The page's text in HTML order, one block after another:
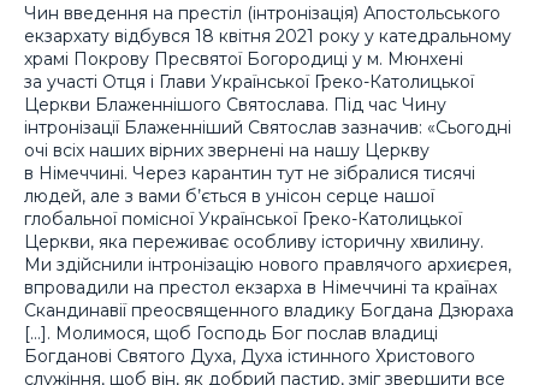
Чин введення на престіл (інтронізація) Апостольського
екзархату відбувся 18 квітня 2021 року у катедральному
храмі Покрову Пресвятої Богородиці у м. Мюнхені
за участі Отця і Глави Української Греко-Католицької
Церкви Блаженнішого Святослава. Під час Чину
інтронізації Блаженніший Святослав зазначив: «Сьогодні
очі всіх наших вірних звернені на нашу Церкву
в Німеччині. Через карантин тут не зібралися тисячі
людей, але з вами б’ється в унісон серце нашої
глобальної помісної Української Греко-Католицької
Церкви, яка переживає особливу історичну хвилину.
Ми здійснили інтронізацію нового правлячого архиєрея,
впровадили на престол екзарха в Німеччині та країнах
Скандинавії преосвященного владику Богдана Дзюраха
[…]. Молимося, щоб Господь Бог послав владиці
Богданові Святого Духа, Духа істинного Христового
служіння, щоб він, як добрий пастир, зміг звершити все